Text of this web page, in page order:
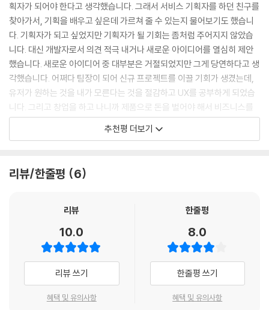
“이렇게 다 공개해도 되는 것인가?”라는 생각이 들 정도로 리얼하게 현장
모습을 있는 그대로 보여드립니다. 어디에서도 볼 수 없었던 핀테크, 오픈
마켓, 숙박업, 리크루트, 재능기부, 중고차 등 다양한 카테고리에 걸친 국
내 유수 기업의 사례가 리얼하게 담겨 있습니다. 업종에 따라 달라지는 전
략, 관점을 파악하고 선배 PM·PO 가 어떻게 헤쳐나갔는지 살펴보면, 강력
한 간접 경험을 얻게 될 겁니다.
〈시작하는 PM을 위한 선배와의 3문3답〉 수록!
시작하는 PM·PO를 위해 앞선 경험한 아홉 선배에게 묻고 답했습니다.
_2. 내가 생각하는 PM·PO란 무엇인지 정의를 내려주세요.
PM·PO가 되는 방법(혹은 갖춰야 할 것) 을 질문했습니다. 전작인 《개발
자 원칙》의 개발자나, 《데이터 과학자 원칙》의 데이터 과학자에 비해서 프
로덕트 매니저가 되는 방법이 상대적으로 흐릿합니다. 단적으로 말해 개발
자는 컴공과가, 데이터 과학자는 통계학과가 전공으로 떠오르죠. 그런데
프로덕트 매니저는 딱히 전공이 떠오르지 않습니다. 분명히 존재하지만,
어떻게 탄생하는지 대체 알 수가 없는 PM·PO이 되는 방법! 9가지 길을 알
려드립니다.
획자가 되어야 한다고 생각했습니다. 그래서 서비스 기획자를 하던 친구를
찾아가서, 기획을 배우고 싶은데 가르쳐 줄 수 있는지 물어보기도 했습니
다. 기획자가 되고 싶었지만 기획자가 될 기회는 좀처럼 주어지지 않았습
니다. 대신 개발자로서 의견 적극 내거나 새로운 아이디어를 열심히 제안
했습니다. 새로운 아이디어 중 대부분은 거절되었지만 그게 당연하다고 생
각했습니다. 어쩌다 팀장이 되어 신규 프로젝트를 이끌 기회가 생겼는데,
유저가 원하는 것을 내가 모른다는 것을 절감하고 UX를 공부하게 되었습
니다. 그리고 창업을 하고 나니까 제품으로 돈을 벌어야 해서 비즈니스를
배우게 되었습니다. 보통 PM은 기술/UX/비즈니스의 교집합이라고 하는
데, 의도하지 않았지만 이 세 가지를 공부하게 되었습니다.
팀장으로서 진행상의 이슈나 운영상의 문제를 논의해서 정리하는 일을 했
채용하게 되었습니다. 제품 조직에 PM이라는 역할이 탄생하는 순간이었
으로 배우기 시작했습니다. 여러 PM 책을 보면 책마다 일하는 방식과 역할
이 조금씩 다르다는 것을 알 수 있습니다. 이 책은 여러 PM이 자신의 노하
우와 경험을 담으면서도 서로 연결되고 있기 때문에 다양한 관점을 배우기
에 좋습니다. PM이 되는 전형적인 방법이 없기 때문에 그 역할에 대한 의
견과 어떻게 PM이 될 수 있는지를 다양하게 다뤄준 부분이 특히 유익하다
추천평 더보기
리뷰/한줄평 6
리뷰
10.0
리뷰 쓰기
혜택 및 유의사항
한줄평
8.0
한줄평 쓰기
혜택 및 유의사항